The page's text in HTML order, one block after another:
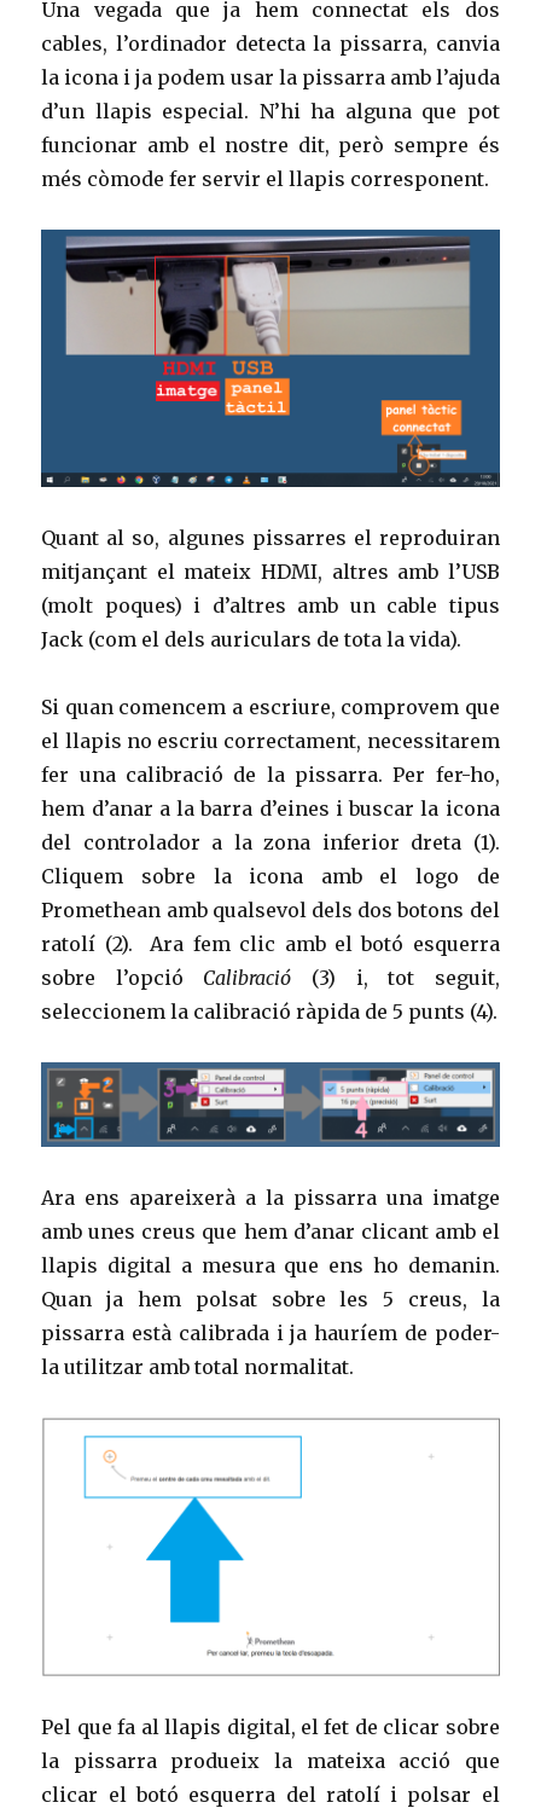
Una vegada que ja hem connectat els dos
cables, l’ordinador detecta la pissarra, canvia
la icona i ja podem usar la pissarra amb l’ajuda
d’un llapis especial. N’hi ha alguna que pot
funcionar amb el nostre dit, però sempre és
més còmode fer servir el llapis corresponent.
Quant al so, algunes pissarres el reproduiran
mitjançant el mateix HDMI, altres amb l’USB
(molt poques) i d’altres amb un cable tipus
Jack (com el dels auriculars de tota la vida).
Si quan comencem a escriure, comprovem que
el llapis no escriu correctament, necessitarem
fer una calibració de la pissarra. Per fer-ho,
hem d’anar a la barra d’eines i buscar la icona
del controlador a la zona inferior dreta (1).
Cliquem sobre la icona amb el logo de
Promethean amb qualsevol dels dos botons del
ratolí (2). Ara fem clic amb el botó esquerra
sobre l’opció Calibració (3) i, tot seguit,
seleccionem la calibració ràpida de 5 punts (4).
Ara ens apareixerà a la pissarra una imatge
amb unes creus que hem d’anar clicant amb el
llapis digital a mesura que ens ho demanin.
Quan ja hem polsat sobre les 5 creus, la
pissarra està calibrada i ja hauríem de poder-
la utilitzar amb total normalitat.
Pel que fa al llapis digital, el fet de clicar sobre
la pissarra produeix la mateixa acció que
clicar el botó esquerra del ratolí i polsar el